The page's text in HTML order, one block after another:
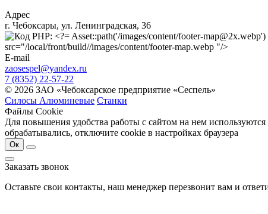
Адрес
г. Чебоксары, ул. Ленинградская, 36
src="/local/front/build//images/content/footer-map.webp "/>
E-mail
zaosespel@yandex.ru
7 (8352) 22-57-22
© 2026 ЗАО «Чебоксарское предприятие «Сеспель»
Силосы Алюминевые Станки
Файлы Cookie
Для повышения удобства работы с сайтом на нем
обрабатывались, отключите cookie в настройках браузера
Ок
Заказать звонок
Оставьте свои контакты, наш менеджер перезвонит вам и